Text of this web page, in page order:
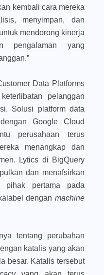
kembali cara mereka
menyimpan, dan
mendorong kinerja
pengalaman yang
Data Platforms
pelanggan
Solusi platform data
Google Cloud
perusahaan terus
menangkap dan
Lytics di BigQuery
dan menafsirkan
pihak pertama pada
dengan machine
tentang perubahan
katalis yang akan
besar. Katalis tersebut